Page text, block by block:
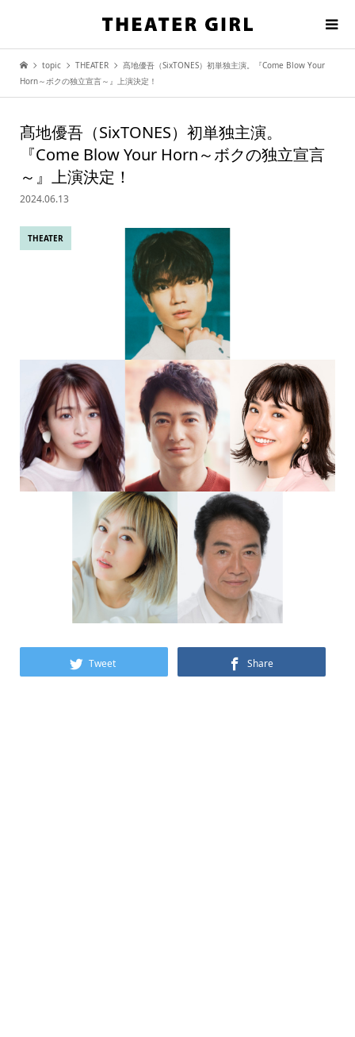
topic THEATER
髙地優吾（SixTONES）初単独主演。『Come Blow Your
Horn～ボクの独立宣言～』上演決定！
髙地優吾（SixTONES）初単独主演。
『Come Blow Your Horn～ボクの独立宣言
～』上演決定！
2024.06.13
THEATER
Tweet Share